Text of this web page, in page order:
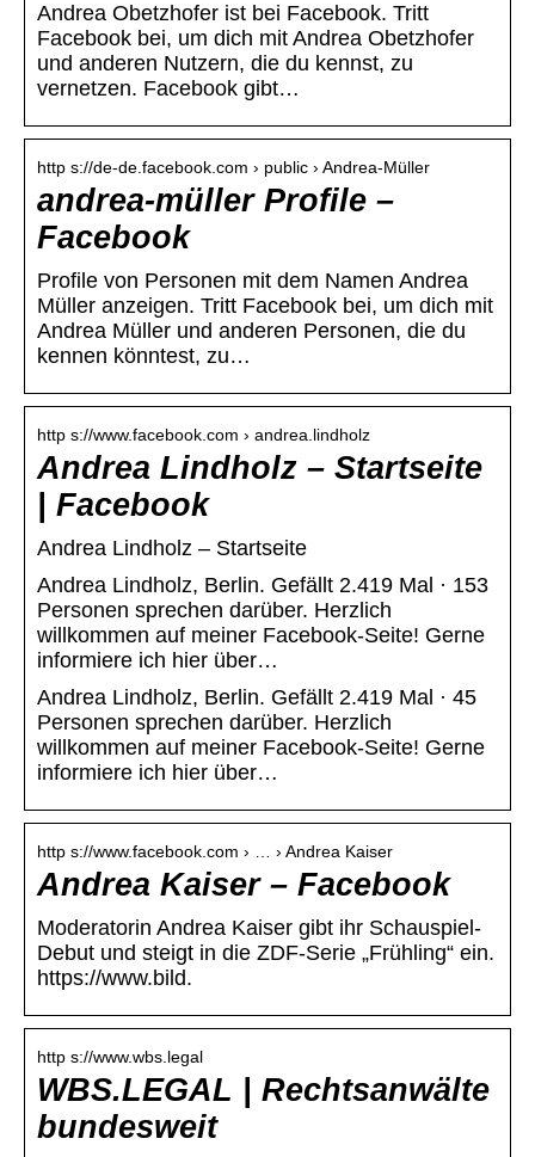
Andrea Obetzhofer ist bei Facebook. Tritt
Facebook bei, um dich mit Andrea Obetzhofer
und anderen Nutzern, die du kennst, zu
vernetzen. Facebook gibt…
http s://de-de.facebook.com › public › Andrea-Müller
andrea-müller Profile –
Facebook
Profile von Personen mit dem Namen Andrea
Müller anzeigen. Tritt Facebook bei, um dich mit
Andrea Müller und anderen Personen, die du
kennen könntest, zu…
http s://www.facebook.com › andrea.lindholz
Andrea Lindholz – Startseite
| Facebook
Andrea Lindholz – Startseite
Andrea Lindholz, Berlin. Gefällt 2.419 Mal · 153
Personen sprechen darüber. Herzlich
willkommen auf meiner Facebook-Seite! Gerne
informiere ich hier über…
Andrea Lindholz, Berlin. Gefällt 2.419 Mal · 45
Personen sprechen darüber. Herzlich
willkommen auf meiner Facebook-Seite! Gerne
informiere ich hier über…
http s://www.facebook.com › … › Andrea Kaiser
Andrea Kaiser – Facebook
Moderatorin Andrea Kaiser gibt ihr Schauspiel-
Debut und steigt in die ZDF-Serie „Frühling“ ein.
https://www.bild.
http s://www.wbs.legal
WBS.LEGAL | Rechtsanwälte
bundesweit